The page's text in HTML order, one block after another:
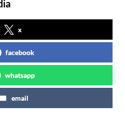
x
facebook
whatsapp
email